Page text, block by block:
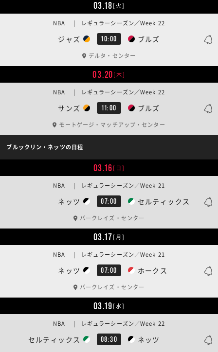
03.18[火]
ジャズ 10:00 ブルズ
NBA | レギュラーシーズン／Week 22
デルタ・センター
03.20[木]
サンズ 11:00 ブルズ
NBA | レギュラーシーズン／Week 22
モートゲージ・マッチアップ・センター
ブルックリン・ネッツの日程
03.16[日]
ネッツ 07:00 セルティックス
NBA | レギュラーシーズン／Week 21
バークレイズ・センター
03.17[月]
ネッツ 07:00 ホークス
NBA | レギュラーシーズン／Week 21
バークレイズ・センター
03.19[水]
セルティックス 08:30 ネッツ
NBA | レギュラーシーズン／Week 22